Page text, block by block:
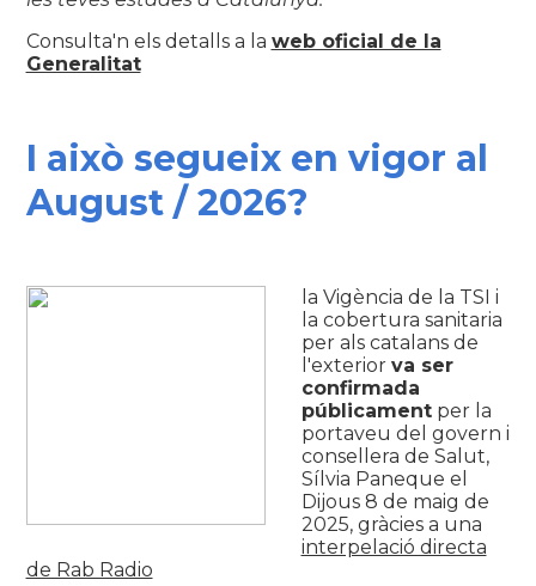
Consulta'n els detalls a la web oficial de la
Generalitat
I això segueix en vigor al
August / 2026?
la Vigència de la TSI i
la cobertura sanitaria
per als catalans de
l'exterior va ser
confirmada
públicamentper la
portaveu del govern i
consellera de Salut,
Sílvia Paneque el
Dijous 8 de maig de
2025, gràcies a una
interpelació directa
de Rab Radio